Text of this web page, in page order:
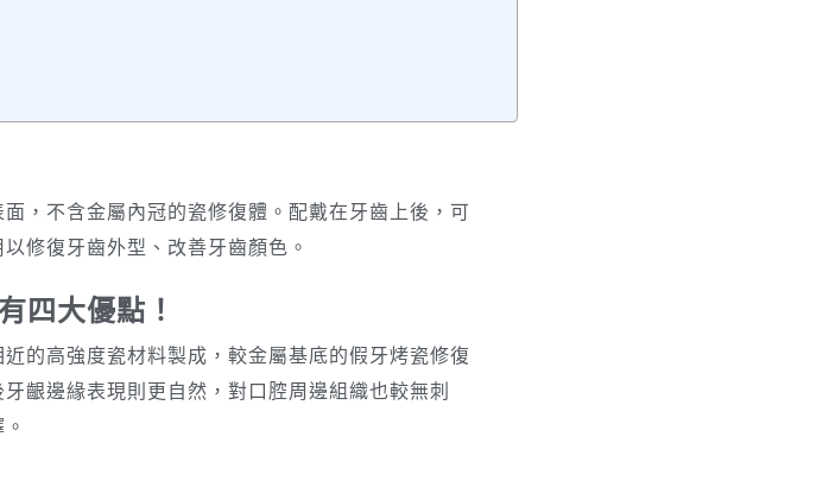
，不含金屬內冠的瓷修復體。配戴在牙齒上後，可
修復牙齒外型、改善牙齒顏色。
四大優點！
的高強度瓷材料製成，較金屬基底的假牙烤瓷修復
齦邊緣表現則更自然，對口腔周邊組織也較無刺